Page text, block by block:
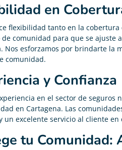
en
flexibilidad tanto en la cobertura
de comunidad para que se ajuste
Nos esforzamos por brindarte la
comunidad.
y Confianza
en el sector de seguros
en Cartagena. Las
un excelente servicio al cliente
tu Comunidad:
Administración de
Fincas

duda el soporte de Adity
y muy amablemente. 100%
seguros de comunidad.